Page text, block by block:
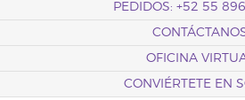
PEDIDOS: +52 55
OFICINA
CONVIÉRTETE EN